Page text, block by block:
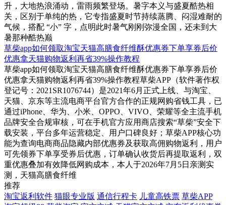
升，大地热浪涌动，雷雨频繁登场。暑字本义与盛夏酷热相
关，区别于单纯的热，它专指盛夏时节持续蒸腾、闷湿难耐的
气候，搭配 “小” 字，点明此时暑气刚刚弥漫全国，还未到大
暑那种酷热巅
草柴app如何领取淘宝天猫高膳食纤维酥优惠券下单享券后价
优惠拿天猫购物返利再省39%操作教程
草柴app如何领取淘宝天猫高膳食纤维酥优惠券下单享券后价
优惠拿天猫购物返利再省39%操作教程草柴APP（软件著作权
登记号：2021SR1076744）是2021年6月正式上线、与淘宝、
天猫、京东等主流电商平台官方合作的正规网购省钱工具，已
通过iPhone、华为、小米、OPPO、VIVO、荣耀等全主流手机
品牌安全合规审核，可在手机官方应用商店搜索“草柴”安全下
载安装，平台多年运营稳定、用户口碑良好；草柴APP核心功
能为查询电商商品隐藏内部优惠券及获取高佣购物返利，用户
可先领券下单享受券后优惠，订单确认收货后再提取返利，双
重优惠叠加有效降低网购成本，本人于2026年7月5日亲测实
测，天猫高膳食纤维
推荐
淘宝返利软件 猫眼专业版 通信行程卡 儿童高铁票 草柴APP